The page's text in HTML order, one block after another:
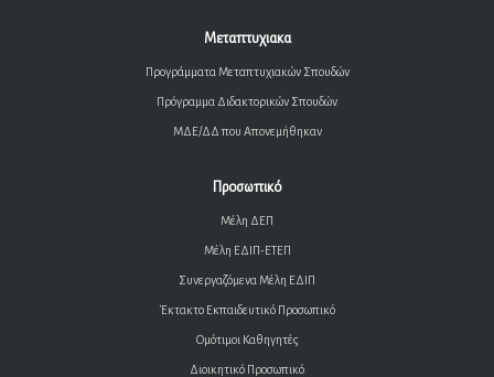
Μεταπτυχιακα
Προγράμματα Μεταπτυχιακών Σπουδών
Πρόγραμμα Διδακτορικών Σπουδών
ΜΔΕ/ΔΔ που Απονεμήθηκαν
Προσωπικό
Μέλη ΔΕΠ
Μέλη ΕΔΙΠ-ΕΤΕΠ
Συνεργαζόμενα Μέλη ΕΔΙΠ
Έκτακτο Εκπαιδευτικό Προσωπικό
Ομότιμοι Καθηγητές
Διοικητικό Προσωπικό